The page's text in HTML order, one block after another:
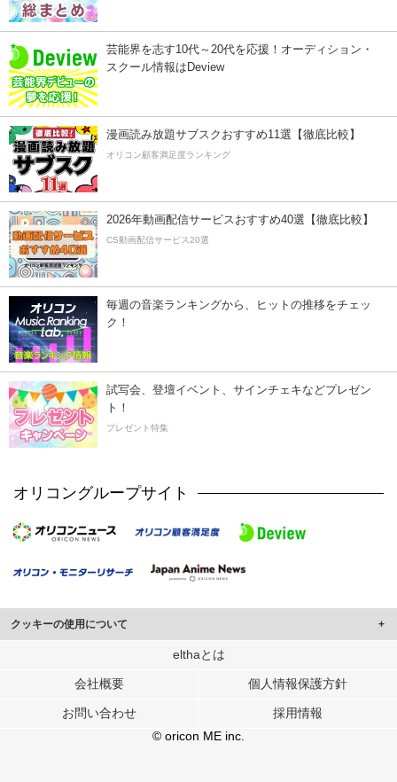
芸能界を志す10代～20代を応援！オーディション・
スクール情報はDeview
漫画読み放題サブスクおすすめ11選【徹底比較】
オリコン顧客満足度ランキング
2026年動画配信サービスおすすめ40選【徹底比較】
CS動画配信サービス20選
毎週の音楽ランキングから、ヒットの推移をチェッ
ク！
試写会、登壇イベント、サインチェキなどプレゼン
ト！
プレゼント特集
オリコングループサイト
クッキーの使用について
このサイトでは Cookie を使用して、ユーザーに合わせたコンテンツや広告の
行っています。
メディアや広告配信、データ解析の各パートナーに提供しています。
各パートナーは、この情報とユーザーが各パートナーに提供した他の情報や、
ユーザーが各パートナーのサービスを使用したときに収集した他の情報を組み
elthaとは
会社概要 個人情報保護方針
お問い合わせ
採用情報
© oricon ME inc.